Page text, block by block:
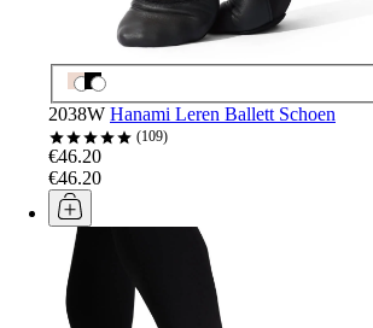
2038W Hanami Leren Ballett Schoen
109
€46.20
€46.20